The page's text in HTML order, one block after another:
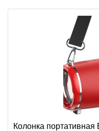
Колонка